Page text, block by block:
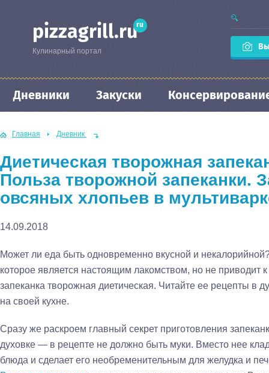
pizzagrill.ruru
Кулинарный портал
Дневники Закуски
Главная Дневник
Диетическая творожная
Польза творожной запеканки.
овсяных хлопьев в
14.09.2018
Может ли еда быть одновременно вкусной и
которое является настоящим лакомством, но не
запеканка творожная диетическая. Читайте ее рецепты в
на своей кухне.
Сразу же раскроем главный секрет приготовления
духовке — в рецепте не должно быть муки. Вместо нее
блюда и сделает его необременительным для желудка и